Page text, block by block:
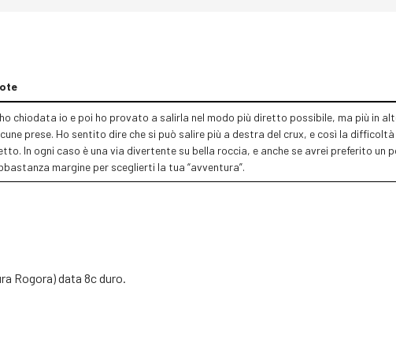
chiodata io e poi ho provato a salirla nel modo più diretto possibile, ma più in
prese. Ho sentito dire che si può salire più a destra del crux, e così la
In ogni caso è una via divertente su bella roccia, e anche se avrei preferito un
margine per sceglierti la tua “avventura”.
Rogora) data 8c duro.